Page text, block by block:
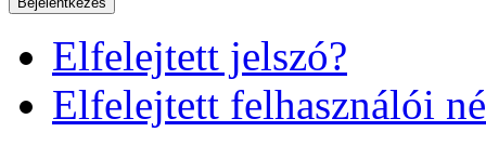
Elfelejtett jelszó?
Elfelejtett felhasználói